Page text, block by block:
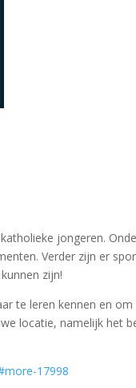
jongeren.
Verder zijn er
zijn!
te leren kennen en
locatie, namelijk het
17998